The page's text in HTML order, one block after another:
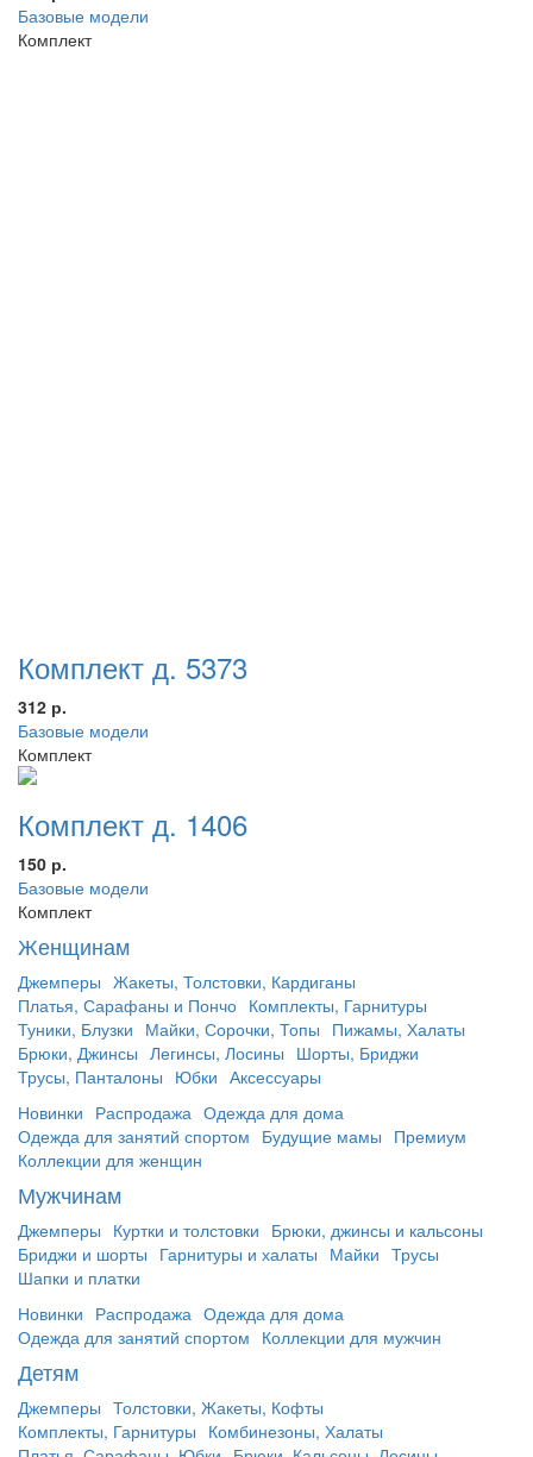
Базовые модели
Комплект
Комплект д. 5373
312 р.
Базовые модели
Комплект
Комплект д. 1406
150 р.
Базовые модели
Комплект
Женщинам
Джемперы Жакеты, Толстовки, Кардиганы
Платья, Сарафаны и Пончо Комплекты, Гарнитуры
Туники, Блузки Майки, Сорочки, Топы Пижамы, Халаты
Брюки, Джинсы Легинсы, Лосины Шорты, Бриджи
Трусы, Панталоны Юбки Аксессуары
Новинки Распродажа Одежда для дома
Одежда для занятий спортом Будущие мамы Премиум
Коллекции для женщин
Мужчинам
Джемперы Куртки и толстовки Брюки, джинсы и кальсоны
Бриджи и шорты Гарнитуры и халаты Майки Трусы
Шапки и платки
Новинки Распродажа Одежда для дома
Одежда для занятий спортом Коллекции для мужчин
Детям
Джемперы Толстовки, Жакеты, Кофты
Комплекты, Гарнитуры Комбинезоны, Халаты